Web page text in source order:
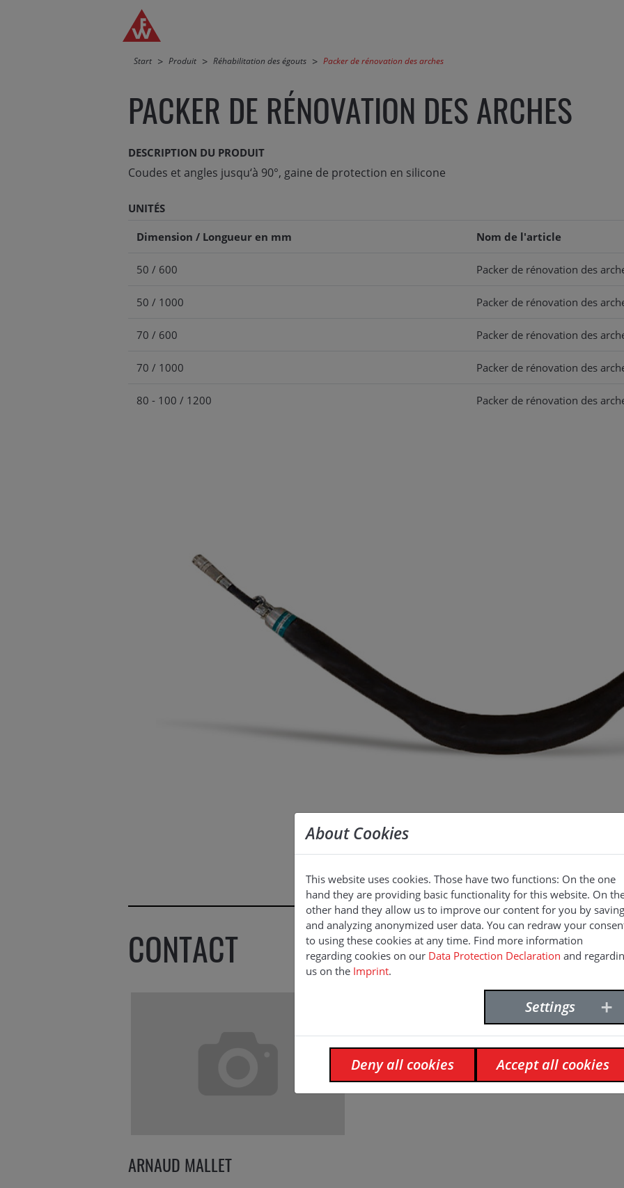
Jump directly to main navigation
Start Produit Réhabilitation des égouts Packer de rénovation des arches
PACKER DE RÉNOVATION DES ARCHES
DESCRIPTION DU PRODUIT
Coudes et angles jusqu‘à 90°, gaine de protection en silicone
UNITÉS
Dimension / Longueur en mm Nom de l'article
50 / 600 Packer de rénovation des
50 / 1000 Packer de rénovation des
70 / 600 Packer de rénovation des
70 / 1000 Packer de rénovation des
80 - 100 / 1200 Packer de rénovation des
100 - 150 / 1500
Packer de rénovation des
CONTACT
ARNAUD MALLET
About Cookies
This website uses cookies. Those have two functions: On the one
hand they are providing basic functionality for this website. On
other hand they allow us to improve our content for you by saving
and analyzing anonymized user data. You can redraw your
to using these cookies at any time. Find more information
regarding cookies on our Data Protection Declaration and
us on the Imprint.
Settings
Deny all cookies Accept all cookies